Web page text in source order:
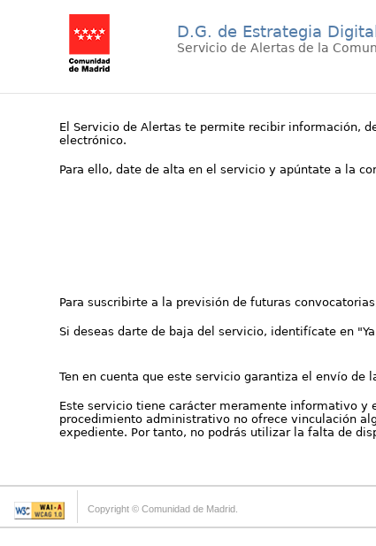
D.G. de Estrategia Digital
Servicio de Alertas de la
El Servicio de Alertas te permite recibir información,
electrónico.
Para ello, date de alta en el servicio y apúntate a la
Para suscribirte a la previsión de futuras
Si deseas darte de baja del servicio, identifícate en
Ten en cuenta que este servicio garantiza el envío de
Este servicio tiene carácter meramente informativo y
procedimiento administrativo no ofrece vinculación
expediente. Por tanto, no podrás utilizar la falta de
Copyright © Comunidad de Madrid.